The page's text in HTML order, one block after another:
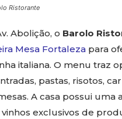
Ristorante
Abolição, o Barolo
Mesa Fortaleza para
italiana. O menu traz
pastas, risotos,
A casa possui uma
exclusivos de